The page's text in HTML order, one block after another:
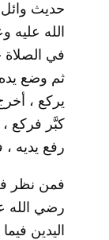
حديث
الله
في الصلاة
ثم وضع
يركع ،
كبَّر فركع
رفع يديه
فمن نظر
رضي الله
اليدين